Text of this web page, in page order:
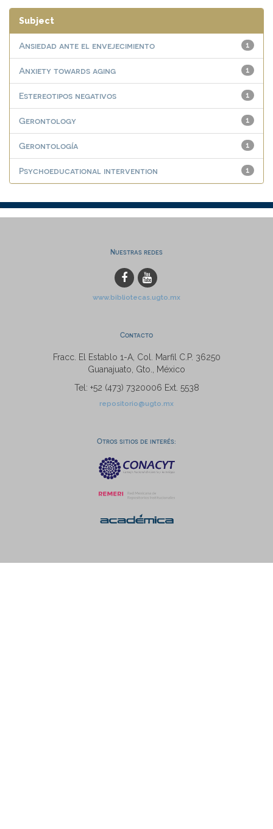
Subject
1
Ansiedad ante el envejecimiento
1
Anxiety towards aging
1
Estereotipos negativos
1
Gerontology
1
Gerontología
1
Psychoeducational intervention
Nuestras redes
www.bibliotecas.ugto.mx
Contacto
Fracc. El Establo 1-A, Col. Marfil C.P. 36250
Guanajuato, Gto., México
Tel: +52 (473) 7320006 Ext. 5538
repositorio@ugto.mx
Otros sitios de interés: